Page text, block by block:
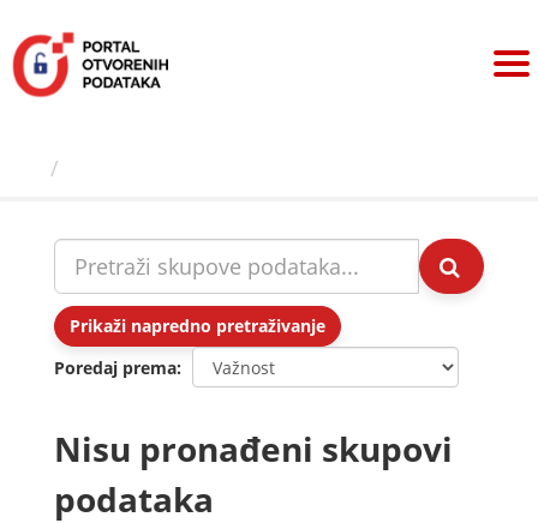
sadržaj
Prikaži napredno pretraživanje
Poredaj prema
Nisu pronađeni skupovi
podataka